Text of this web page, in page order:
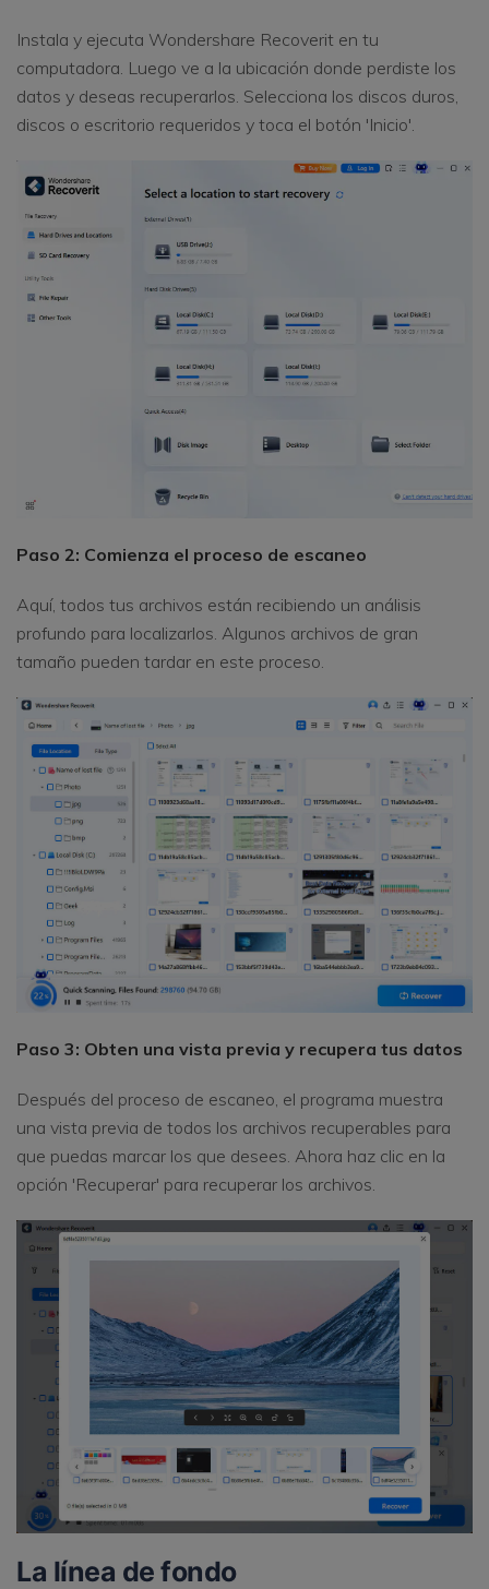
Instala y ejecuta Wondershare Recoverit en tu
computadora. Luego ve a la ubicación donde perdiste los
datos y deseas recuperarlos. Selecciona los discos duros,
discos o escritorio requeridos y toca el botón 'Inicio'.
Paso 2: Comienza el proceso de escaneo
Aquí, todos tus archivos están recibiendo un análisis
profundo para localizarlos. Algunos archivos de gran
tamaño pueden tardar en este proceso.
Paso 3: Obten una vista previa y recupera tus datos
Después del proceso de escaneo, el programa muestra
una vista previa de todos los archivos recuperables para
que puedas marcar los que desees. Ahora haz clic en la
opción 'Recuperar' para recuperar los archivos.
La línea de fondo